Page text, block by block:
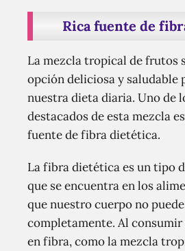
Rica fuente de
La mezcla tropical de frutos
opción deliciosa y saludable
nuestra dieta diaria. Uno de
destacados de esta mezcla
fuente de fibra dietética.
La fibra dietética es un tipo
que se encuentra en los
que nuestro cuerpo no
completamente. Al
en fibra, como la mezcla